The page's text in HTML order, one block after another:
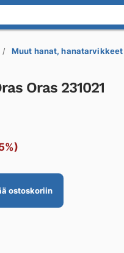
Muut hanat,
Oras 231021
ostoskoriin